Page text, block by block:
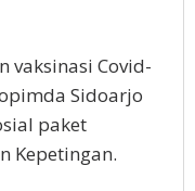
vaksinasi Covid-
Sidoarjo
paket
Kepetingan.